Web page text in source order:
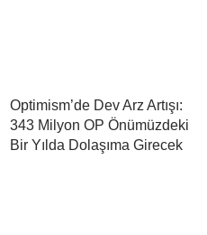
Optimism’de Dev Arz Artışı:
343 Milyon OP Önümüzdeki
Bir Yılda Dolaşıma Girecek